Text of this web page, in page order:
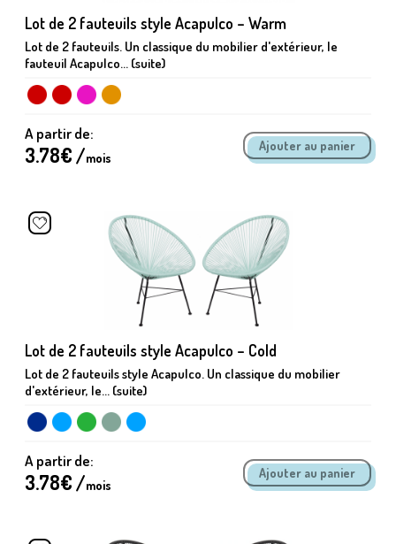
Lot de 2 fauteuils style Acapulco – Warm
Lot de 2 fauteuils. Un classique du mobilier d'extérieur, le
fauteuil Acapulco... (suite)
A partir de:
3.78€ /mois
Lot de 2 fauteuils style Acapulco – Cold
Lot de 2 fauteuils style Acapulco. Un classique du mobilier
d'extérieur, le... (suite)
A partir de:
3.78€ /mois